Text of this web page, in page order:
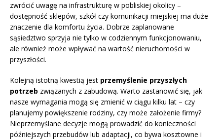
zwrócić uwagę na infrastrukturę w pobliskiej okolicy –
dostępność sklepów, szkół czy komunikacji miejskiej ma duże
znaczenie dla komfortu życia. Dobrze zaplanowane
sąsiedztwo sprzyja nie tylko w codziennym funkcjonowaniu,
ale również może wpływać na wartość nieruchomości w
przyszłości.
Kolejną istotną kwestią jest przemyślenie przyszłych
potrzeb związanych z zabudową. Warto zastanowić się, jak
nasze wymagania mogą się zmienić w ciągu kilku lat – czy
planujemy powiększenie rodziny, czy może założenie firmy?
Nieprzemyślane decyzje mogą prowadzić do konieczności
późniejszych przebudów lub adaptacji, co bywa kosztowne i